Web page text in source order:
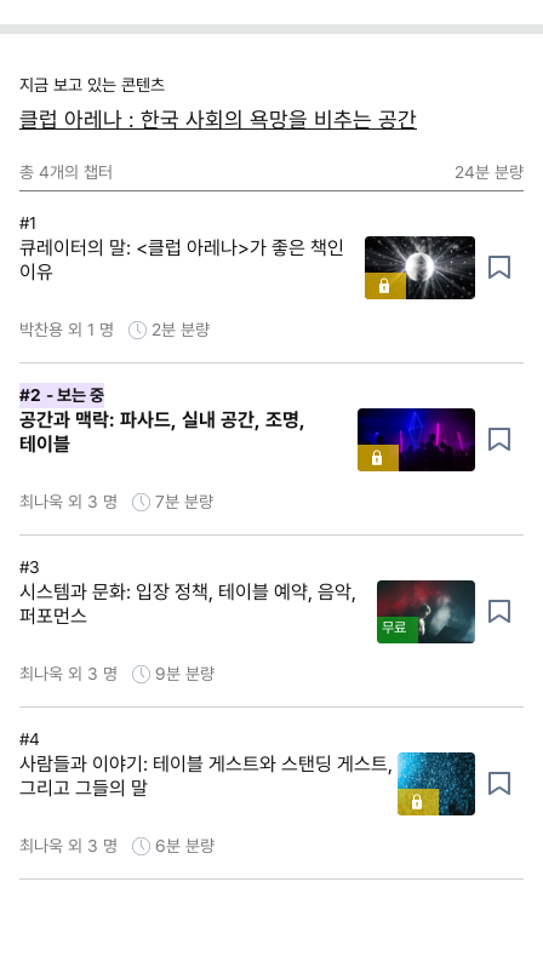
지금 보고 있는 콘텐츠
클럽 아레나 : 한국 사회의 욕망을 비추는 공간
총 4개의 챕터 24분 분량
#1
큐레이터의 말: <클럽 아레나>가 좋은 책인
이유
박찬용 외 1 명 2분 분량
#2 - 보는 중
공간과 맥락: 파사드, 실내 공간, 조명,
테이블
최나욱 외 3 명 7분 분량
#3
시스템과 문화: 입장 정책, 테이블 예약, 음악,
퍼포먼스
무료
최나욱 외 3 명 9분 분량
#4
사람들과 이야기: 테이블 게스트와 스탠딩 게스트,
그리고 그들의 말
최나욱 외 3 명 6분 분량